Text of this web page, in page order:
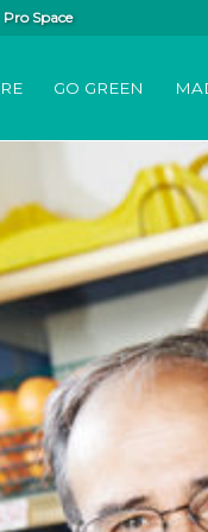
Pro Space
GO GREEN